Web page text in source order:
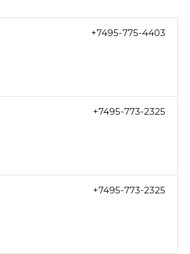
+7495-775-4403
+7495-773-2325
+7495-773-2325